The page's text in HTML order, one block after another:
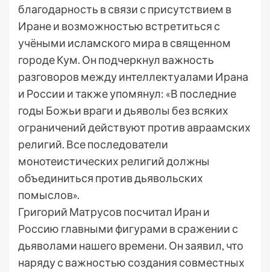
благодарность в связи с присутствием в
Иране и возможностью встретиться с
учёными исламского мира в священном
городе Кум. Он подчеркнул важность
разговоров между интеллектуалами Ирана
и России и также упомянул: «В последние
годы Божьи враги и дьяволы без всяких
ограничений действуют против авраамских
религий. Все последователи
монотеистических религий должны
объединиться против дьявольских
помыслов».
Григорий Матрусов посчитал Иран и
Россию главными фигурами в сражении с
дьяволами нашего времени. Он заявил, что
наряду с важностью создания совместных